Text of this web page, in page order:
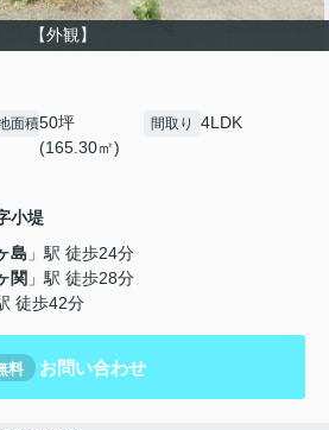
【外観】
面積50坪
(165.30㎡)
間取り 4LDK
小堤
島 」駅 徒歩24分
関 」駅 徒歩28分
徒歩42分
料 お問い合わせ